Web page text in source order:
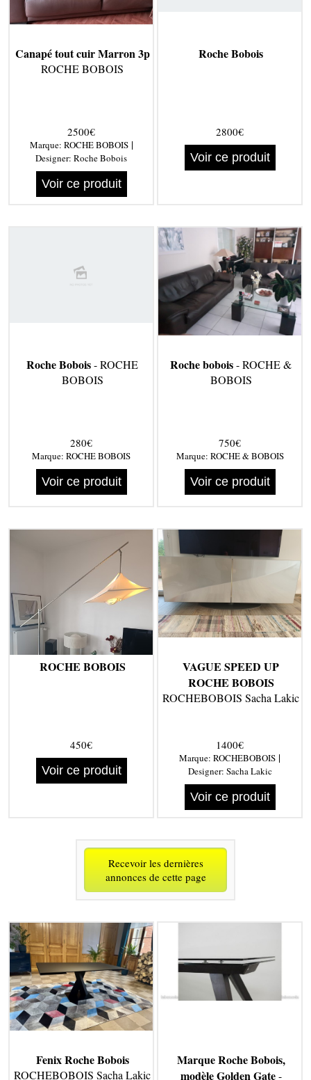
Canapé tout cuir Marron 3p
ROCHE BOBOIS
2500€
Marque: ROCHE BOBOIS|
Designer: Roche Bobois
Voir ce produit
Roche Bobois
2800€
Voir ce produit
Roche Bobois- ROCHE
BOBOIS
280€
Marque: ROCHE BOBOIS
Voir ce produit
Roche bobois- ROCHE &
BOBOIS
750€
Marque: ROCHE & BOBOIS
Voir ce produit
ROCHE BOBOIS
450€
Voir ce produit
VAGUE SPEED UP
ROCHE BOBOIS
ROCHEBOBOIS Sacha Lakic
1400€
Marque: ROCHEBOBOIS |
Designer: Sacha Lakic
Voir ce produit
Recevoir les dernières
annonces de cette page
Fenix Roche Bobois
ROCHEBOBOIS Sacha Lakic
Marque Roche Bobois,
modèle Golden Gate-